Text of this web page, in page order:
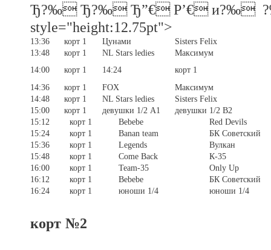
Ђ?‰ Ђ?‰ Ђ”€ P’€ и?‰
style="height:12.75pt">
13:36 корт 1 Цунами
Sisters Felix
13:48
корт 1 NL Stars ledies
Максимум
14:00
корт 1 14:24
корт 1
14:36
корт 1 FOX
Максимум
14:48
корт 1 NL Stars ledies
Sisters Felix
15:00
корт 1 девушки 1/2 А1
девушки 1/2 В2
15:12
корт 1 Bebebe
Red Devils
15:24
корт 1 Banan team
БК Советский
15:36
корт 1 Legends
Вулкан
15:48
корт 1 Come Back
К-35
16:00
корт 1 Team-35
Only Up
16:12
корт 1 Bebebe
БК Советский
16:24
корт 1 юноши 1/4 юноши 1/4
корт №2